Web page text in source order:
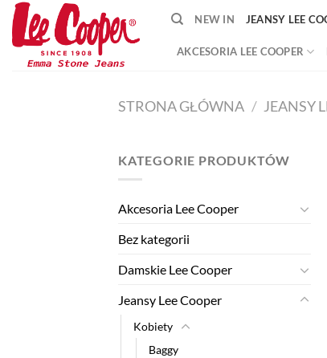
Skip
content
NEW IN JEANSY LEE
AKCESORIA LEE COOPER
STRONA GŁÓWNA / JEANSY
KATEGORIE PRODUKTÓW
Akcesoria Lee Cooper
Bez kategorii
Damskie Lee Cooper
Jeansy Lee Cooper
Kobiety
Baggy